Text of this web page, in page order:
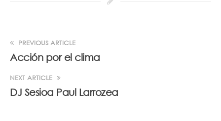
PREVIOUS ARTICLE
Acción por el clima
NEXT ARTICLE
DJ Sesioa Paul Larrozea